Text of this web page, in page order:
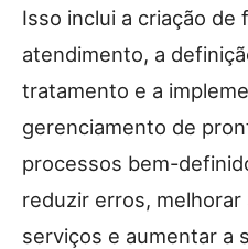
Isso inclui a criação de
atendimento, a
tratamento e a
gerenciamento de
processos bem-
reduzir erros, melhorar
serviços e aumentar a